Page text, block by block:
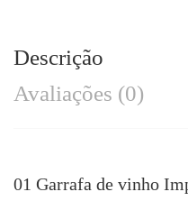
Descrição
Avaliações (0)
01 Garrafa de vinho